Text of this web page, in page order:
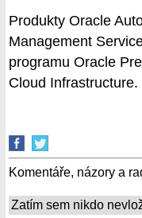
Produkty Oracle
Management
programu Oracle
Cloud Infrastructure.
Komentáře, názory a
Zatím sem nikdo